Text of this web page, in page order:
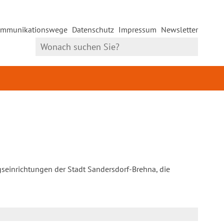
Datenschutz Impressum Newsletter
der Stadt Sandersdorf-Brehna, die